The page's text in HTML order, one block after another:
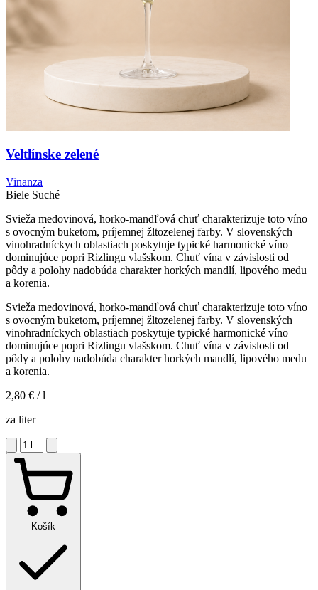
Veltlínske zelené
Vinanza
Biele Suché
Svieža medovinová, horko-mandľová chuť charakterizuje toto víno
s ovocným buketom, príjemnej žltozelenej farby. V slovenských
vinohradníckych oblastiach poskytuje typické harmonické víno
dominujúce popri Rizlingu vlašskom. Chuť vína v závislosti od
pôdy a polohy nadobúda charakter horkých mandlí, lipového medu
a korenia.
Svieža medovinová, horko-mandľová chuť charakterizuje toto víno
s ovocným buketom, príjemnej žltozelenej farby. V slovenských
vinohradníckych oblastiach poskytuje typické harmonické víno
dominujúce popri Rizlingu vlašskom. Chuť vína v závislosti od
pôdy a polohy nadobúda charakter horkých mandlí, lipového medu
a korenia.
2,80 € / l
za liter
Košík